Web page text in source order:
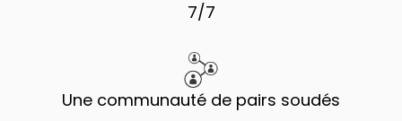
7/7
Une communauté de pairs soudés